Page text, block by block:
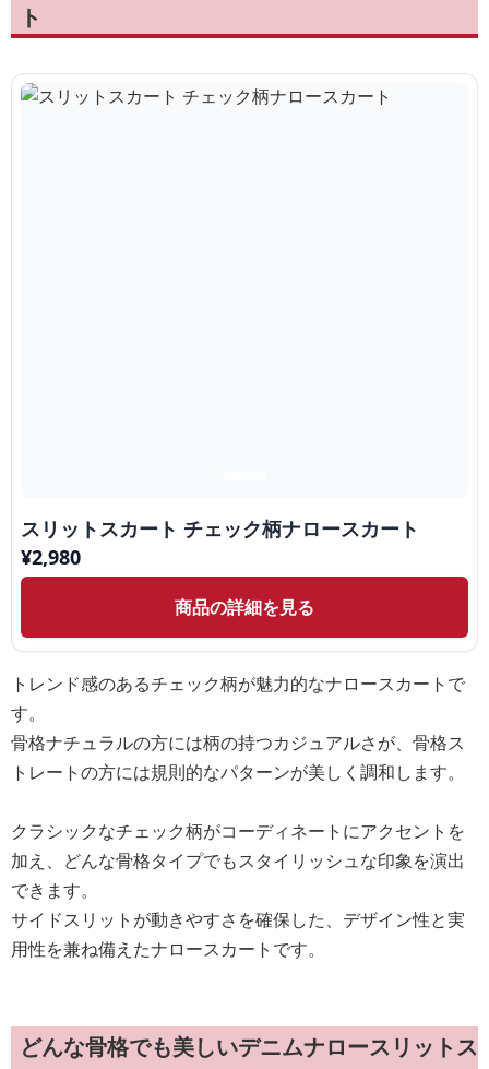
ト
スリットスカート チェック柄ナロースカート
¥2,980
商品の詳細を見る
トレンド感のあるチェック柄が魅力的なナロースカートで
す。
骨格ナチュラルの方には柄の持つカジュアルさが、骨格ス
トレートの方には規則的なパターンが美しく調和します。
クラシックなチェック柄がコーディネートにアクセントを
加え、どんな骨格タイプでもスタイリッシュな印象を演出
できます。
サイドスリットが動きやすさを確保した、デザイン性と実
用性を兼ね備えたナロースカートです。
どんな骨格でも美しいデニムナロースリットス